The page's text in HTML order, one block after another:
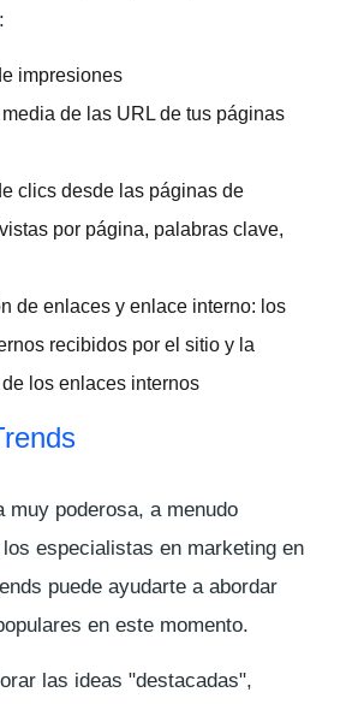
impresiones
de las URL de tus páginas
clics desde las páginas de
por página, palabras clave,
de enlaces y enlace interno: los
recibidos por el sitio y la
los enlaces internos
muy poderosa, a menudo
especialistas en marketing en
puede ayudarte a abordar
en este momento.
las ideas "destacadas",